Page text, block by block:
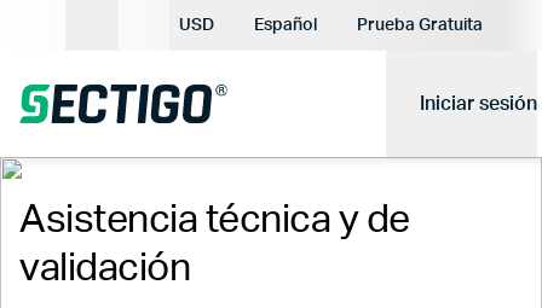
Moneda actual:
USD
Español
Prueba Gratuita
Iniciar sesión
Asistencia técnica y de
validación